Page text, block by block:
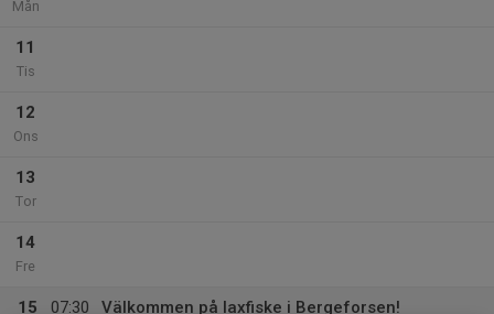
Mån
11
Tis
12
Ons
13
Tor
14
Fre
15
07:30
Välkommen på laxfiske i Bergeforsen!